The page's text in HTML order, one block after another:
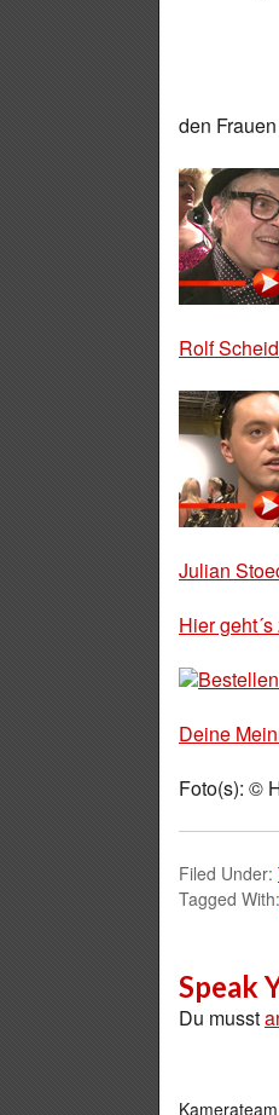
den
Rolf
Julian
Hier
Deine
Foto(s): ©
Filed Under:
Tagged With:
Speak
Du musst